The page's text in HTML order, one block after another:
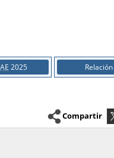
2025
Compartir